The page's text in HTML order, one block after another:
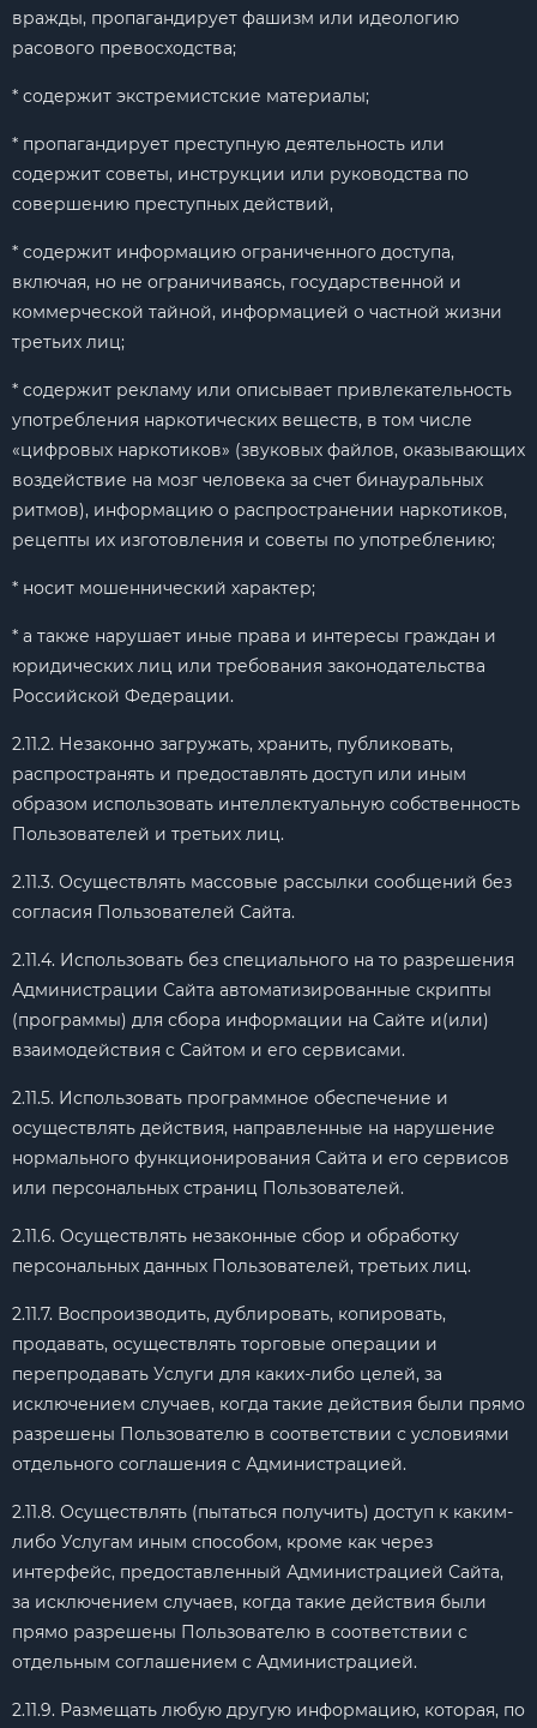
вражды, пропагандирует фашизм или идеологию
расового превосходства;
* содержит экстремистские материалы;
* пропагандирует преступную деятельность или
содержит советы, инструкции или руководства по
совершению преступных действий,
* содержит информацию ограниченного доступа,
включая, но не ограничиваясь, государственной и
коммерческой тайной, информацией о частной жизни
третьих лиц;
* содержит рекламу или описывает привлекательность
употребления наркотических веществ, в том числе
«цифровых наркотиков» (звуковых файлов, оказывающих
воздействие на мозг человека за счет бинауральных
ритмов), информацию о распространении наркотиков,
рецепты их изготовления и советы по употреблению;
* носит мошеннический характер;
* а также нарушает иные права и интересы граждан и
юридических лиц или требования законодательства
Российской Федерации.
2.11.2. Незаконно загружать, хранить, публиковать,
распространять и предоставлять доступ или иным
образом использовать интеллектуальную собственность
Пользователей и третьих лиц.
2.11.3. Осуществлять массовые рассылки сообщений без
согласия Пользователей Сайта.
2.11.4. Использовать без специального на то разрешения
Администрации Сайта автоматизированные скрипты
(программы) для сбора информации на Сайте и(или)
взаимодействия с Сайтом и его сервисами.
2.11.5. Использовать программное обеспечение и
осуществлять действия, направленные на нарушение
нормального функционирования Сайта и его сервисов
или персональных страниц Пользователей.
2.11.6. Осуществлять незаконные сбор и обработку
персональных данных Пользователей, третьих лиц.
2.11.7. Воспроизводить, дублировать, копировать,
продавать, осуществлять торговые операции и
перепродавать Услуги для каких-либо целей, за
исключением случаев, когда такие действия были прямо
разрешены Пользователю в соответствии с условиями
отдельного соглашения с Администрацией.
2.11.8. Осуществлять (пытаться получить) доступ к каким-
либо Услугам иным способом, кроме как через
интерфейс, предоставленный Администрацией Сайта,
за исключением случаев, когда такие действия были
прямо разрешены Пользователю в соответствии с
отдельным соглашением с Администрацией.
2.11.9. Размещать любую другую информацию, которая, по